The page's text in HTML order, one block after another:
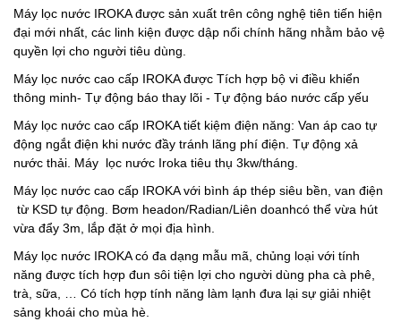
Máy lọc nước IROKA được sản xuất trên công nghệ tiên tiến hiện
đại mới nhất, các linh kiện được dập nổi chính hãng nhằm bảo vệ
quyền lợi cho người tiêu dùng.
Máy lọc nước cao cấp IROKA được Tích hợp bộ vi điều khiển
thông minh- Tự động báo thay lõi - Tự động báo nước cấp yếu
Máy lọc nước cao cấp IROKA tiết kiệm điện năng: Van áp cao tự
động ngắt điện khi nước đầy tránh lãng phí điện. Tự động xả
nước thải. Máy lọc nước Iroka tiêu thụ 3kw/tháng.
Máy lọc nước cao cấp IROKA với bình áp thép siêu bền, van điện
từ KSD tự động. Bơm headon/Radian/Liên doanhcó thể vừa hút
vừa đẩy 3m, lắp đặt ở mọi địa hình.
Máy lọc nước IROKA có đa dạng mẫu mã, chủng loại với tính
năng được tích hợp đun sôi tiện lợi cho người dùng pha cà phê,
trà, sữa, … Có tích hợp tính năng làm lạnh đưa lại sự giải nhiệt
sảng khoái cho mùa hè.